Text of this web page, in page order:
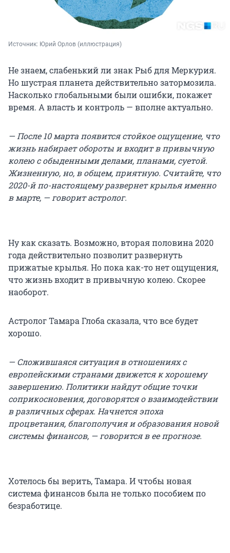
Источник: Юрий Орлов (иллюстрация)
Не знаем, слабенький ли знак Рыб для Меркурия.
Но шустрая планета действительно затормозила.
Насколько глобальными были ошибки, покажет
время. А власть и контроль — вполне актуально.
— После 10 марта появится стойкое ощущение, что
жизнь набирает обороты и входит в привычную
колею с обыденными делами, планами, суетой.
Жизненную, но, в общем, приятную. Считайте, что
2020-й по-настоящему развернет крылья именно
в марте, — говорит астролог.
Ну как сказать. Возможно, вторая половина 2020
года действительно позволит развернуть
прижатые крылья. Но пока как-то нет ощущения,
что жизнь входит в привычную колею. Скорее
наоборот.
Астролог Тамара Глоба сказала, что все будет
хорошо.
— Сложившаяся ситуация в отношениях с
европейскими странами движется к хорошему
завершению. Политики найдут общие точки
соприкосновения, договорятся о взаимодействии
в различных сферах. Начнется эпоха
процветания, благополучия и образования новой
системы финансов, — говорится в ее прогнозе.
Хотелось бы верить, Тамара. И чтобы новая
система финансов была не только пособием по
безработице.